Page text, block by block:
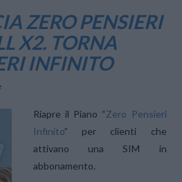
ZERO PENSIERI
X2. TORNA
INFINITO
Riapre il Piano “Zero Pensieri
Infinito” per clienti che
attivano una SIM in
abbonamento.